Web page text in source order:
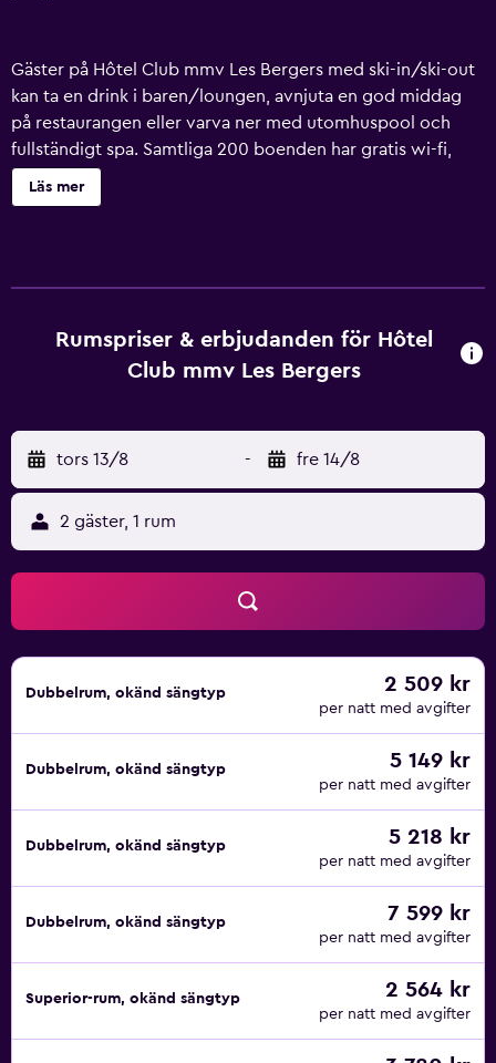
Gäster på Hôtel Club mmv Les Bergers med ski-in/ski-out
kan ta en drink i baren/loungen, avnjuta en god middag
på restaurangen eller varva ner med utomhuspool och
fullständigt spa. Samtliga 200 boenden har gratis wi-fi,
platt-tv med digitalkanaler och värdeförvaringsskåp. Hôtel
Club mmv Les Bergers erbjuder 200 rum med
direktanslutning till skidbacke och en utomhuspool.
Fritidsaktiviteterna nedan finns antingen tillgängliga på
Läs mer
Rumspriser & erbjudanden för Hôtel
Club mmv Les Bergers
tors 13/8 - fre 14/8
2 gäster, 1 rum
Dubbelrum, okänd sängtyp 2 509 kr
per natt med avgifter
Dubbelrum, okänd sängtyp 5 149 kr
per natt med avgifter
Dubbelrum, okänd sängtyp 5 218 kr
per natt med avgifter
Dubbelrum, okänd sängtyp 7 599 kr
per natt med avgifter
Superior-rum, okänd sängtyp 2 564 kr
per natt med avgifter